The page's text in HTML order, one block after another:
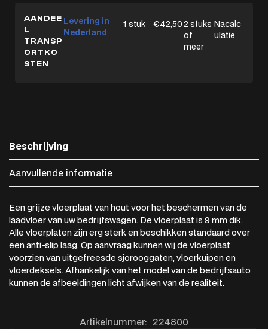
AANDEE
L
TRANSP
ORTKO
STEN
Levering in
Nederland
1 stuk €42,502 stuks
of
meer
Nacalc
ulatie
Beschrijving
Aanvullende informatie
Een grijze vloerplaat van hout voor het beschermen van de
laadvloer van uw bedrijfswagen. De vloerplaat is 9 mm dik.
Alle vloerplaten zijn erg sterk en beschikken standaard over
een anti-slip laag. Op aanvraag kunnen wij de vloerplaat
voorzien van uitgefreesde sjorooggaten, vloerkuipen en
vloerdeksels. Afhankelijk van het model van de bedrijfsauto
kunnen de afbeeldingen licht afwijken van de realiteit.
Artikelnummer: 224800